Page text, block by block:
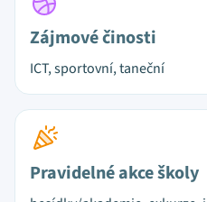
Zájmové činosti
ICT, sportovní, taneční
Pravidelné akce školy